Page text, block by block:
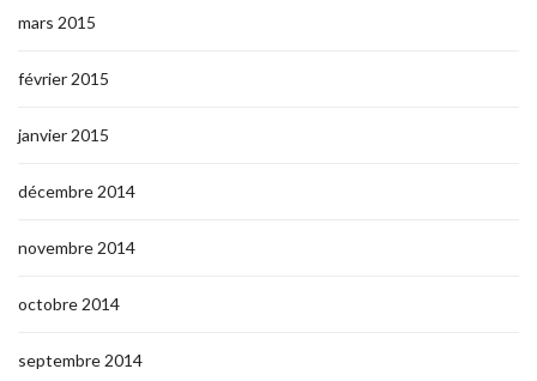
mars 2015
février 2015
janvier 2015
décembre 2014
novembre 2014
octobre 2014
septembre 2014